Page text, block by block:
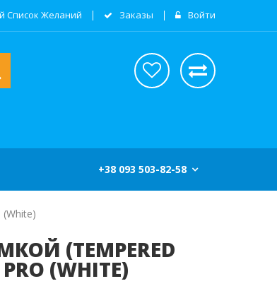
Список Желаний Заказы Войти
+38 093 503-82-58
(TEMPERED
(WHITE)